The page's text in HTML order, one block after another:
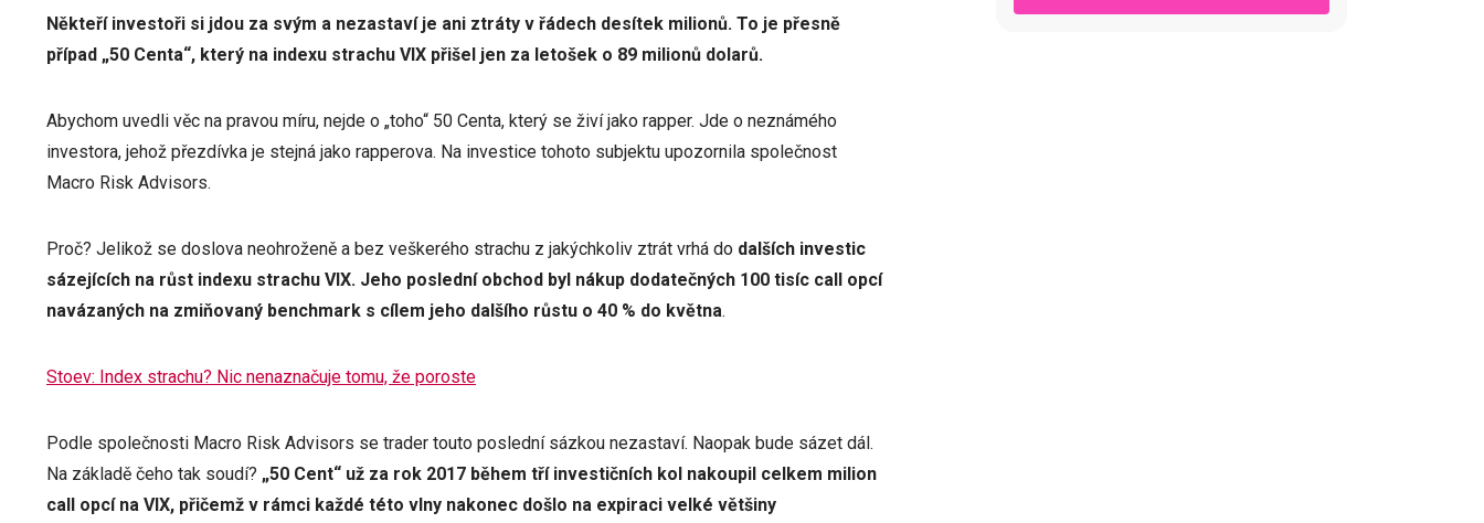
Někteří investoři si jdou za svým a nezastaví je ani ztráty v řádech desítek milionů. To je přesně
případ „50 Centa“, který na indexu strachu VIX přišel jen za letošek o 89 milionů dolarů.
Abychom uvedli věc na pravou míru, nejde o „toho“ 50 Centa, který se živí jako rapper. Jde o neznámého
investora, jehož přezdívka je stejná jako rapperova. Na investice tohoto subjektu upozornila společnost
Macro Risk Advisors.
Proč? Jelikož se doslova neohroženě a bez veškerého strachu z jakýchkoliv ztrát vrhá do dalších investic
sázejících na růst indexu strachu VIX. Jeho poslední obchod byl nákup dodatečných 100 tisíc call opcí
navázaných na zmiňovaný benchmark s cílem jeho dalšího růstu o 40 % do května.
Stoev: Index strachu? Nic nenaznačuje tomu, že poroste
Podle společnosti Macro Risk Advisors se trader touto poslední sázkou nezastaví. Naopak bude sázet dál.
Na základě čeho tak soudí? „50 Cent“ už za rok 2017 během tří investičních kol nakoupil celkem milion
call opcí na VIX, přičemž v rámci každé této vlny nakonec došlo na expiraci velké většiny